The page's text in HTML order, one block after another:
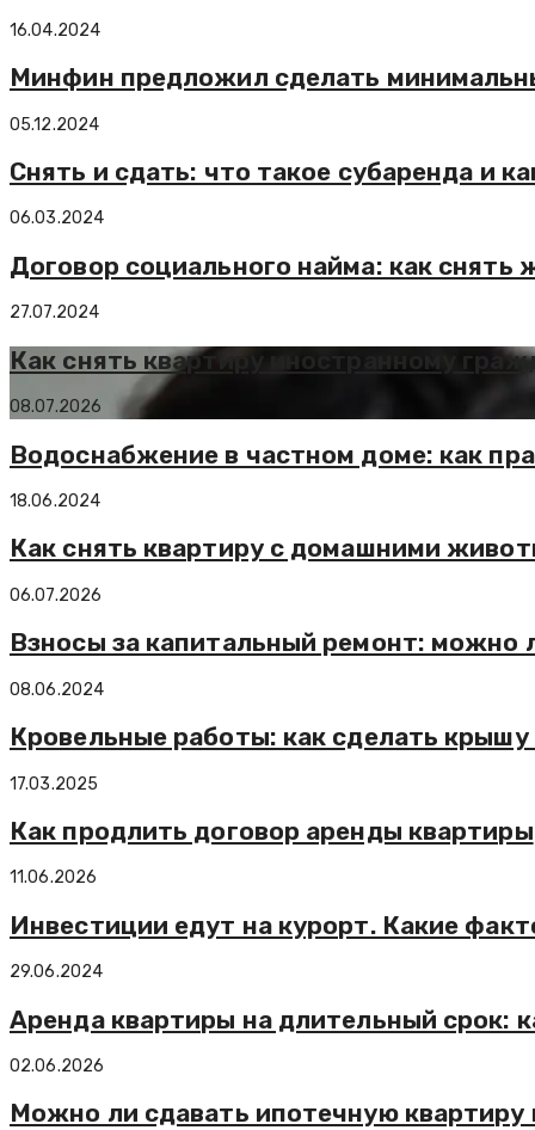
16.04.2024
Минфин предложил сделать
05.12.2024
Снять и сдать: что такое субаренда и
06.03.2024
Договор социального найма: как снять
27.07.2024
Как снять квартиру иностранному
08.07.2026
Водоснабжение в частном доме: как
18.06.2024
Как снять квартиру с домашними
06.07.2026
Взносы за капитальный ремонт: можно
08.06.2024
Кровельные работы: как сделать
17.03.2025
Как продлить договор аренды квартиры
11.06.2026
Инвестиции едут на курорт. Какие
29.06.2024
Аренда квартиры на длительный срок:
02.06.2026
Можно ли сдавать ипотечную квартиру